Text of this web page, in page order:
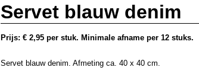
Servet blauw denim
Prijs: € 2,95 per stuk. Minimale afname per 12 stuks.
Servet blauw denim. Afmeting ca. 40 x 40 cm.